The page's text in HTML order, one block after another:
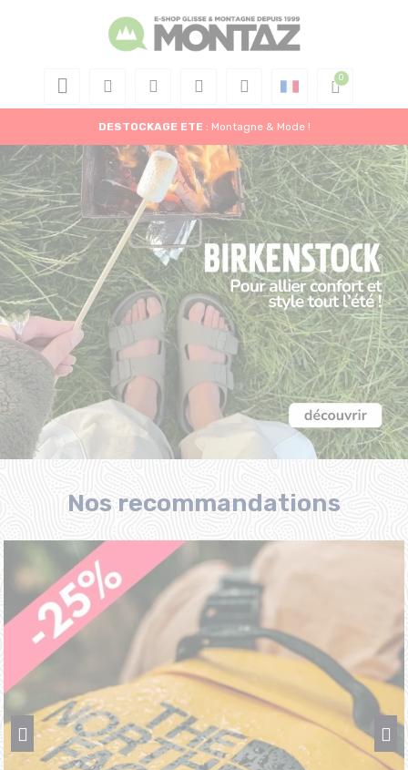
DESTOCKAGE ETE : Montagne & Mode !
Nos recommandations